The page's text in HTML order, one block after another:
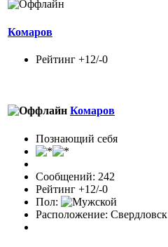
Комаров
Рейтинг +12/-0
Комаров
Познающий себя
Сообщений: 242
Рейтинг +12/-0
Пол:
Расположение: Свердловск